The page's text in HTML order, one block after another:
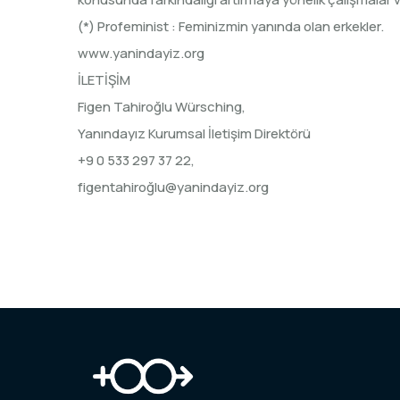
(*) Profeminist : Feminizmin yanında olan erkekler.
www.yanindayiz.org
İLETİŞİM
Figen Tahiroğlu Würsching,
Yanındayız Kurumsal İletişim Direktörü
+9 0 533 297 37 22,
figentahiroğlu@yanindayiz.org